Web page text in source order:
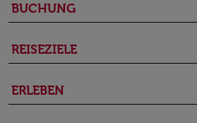
BUCHUNG
REISEZIELE
ERLEBEN